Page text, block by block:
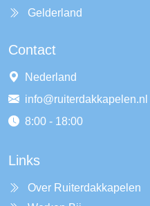
Gelderland
Contact
Nederland
info@ruiterdakkapelen.nl
8:00 - 18:00
Links
Over Ruiterdakkapelen